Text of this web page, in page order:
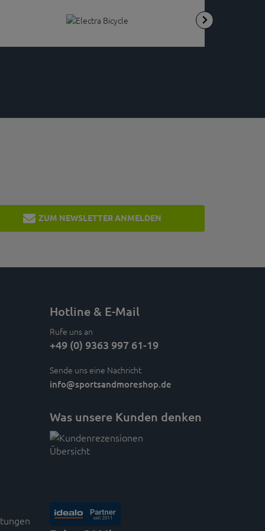
ZUM NEWSLETTER ANMELDEN
Hotline & E-Mail
Rufe uns an
+49 (0) 9363 997 61-19
Sende uns eine Nachricht
info@sportsandmoreshop.de
Was unsere Kunden denken